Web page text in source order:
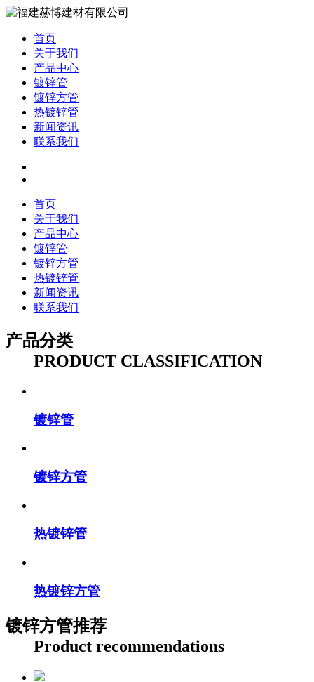
首页
关于我们
产品中心
镀锌管
镀锌方管
热镀锌管
新闻资讯
联系我们
首页
关于我们
产品中心
镀锌管
镀锌方管
热镀锌管
新闻资讯
联系我们
产品分类
PRODUCT CLASSIFICATION
镀锌管
镀锌方管
热镀锌管
热镀锌方管
镀锌方管推荐
Product recommendations